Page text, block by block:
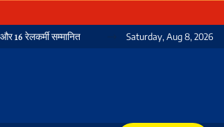
Saturday, Aug 8, 2026